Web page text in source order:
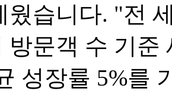
웠습니다. "전
방문객 수 기준
성장률 5%를